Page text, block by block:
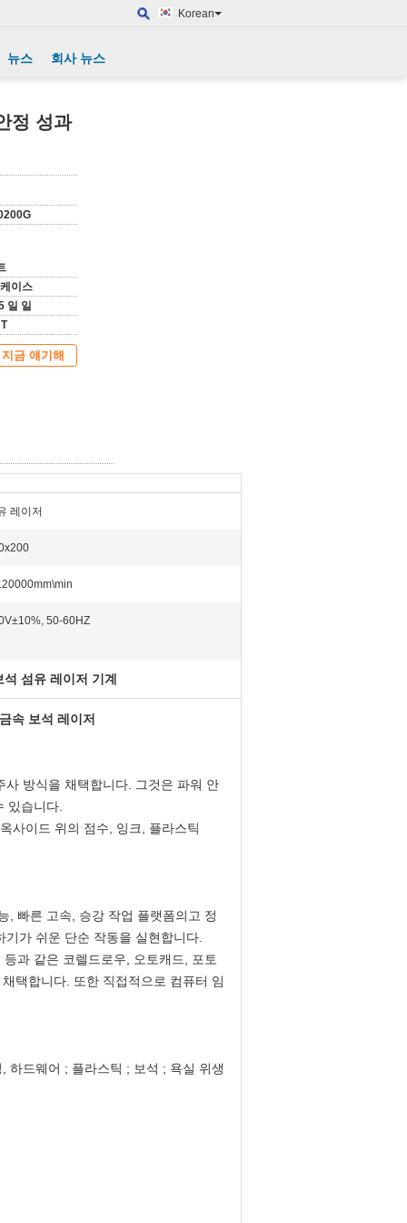
Korean
뉴스 회사 뉴스
정 성과
이스
일 일
지금 얘기해
레이저
50-60HZ
섬유 레이저 기계
속 보석 레이저
방식을 채택합니다. 그것은 파워 안
있습니다.
사이드 위의 점수, 잉크, 플라스틱
, 빠른 고속, 승강 작업 플랫폼의고 정
가 쉬운 단순 작동을 실현합니다.
과 같은 코렐드로우, 오토캐드, 포토
택합니다. 또한 직접적으로 컴퓨터 임
하드웨어 ; 플라스틱 ; 보석 ; 욕실 위생